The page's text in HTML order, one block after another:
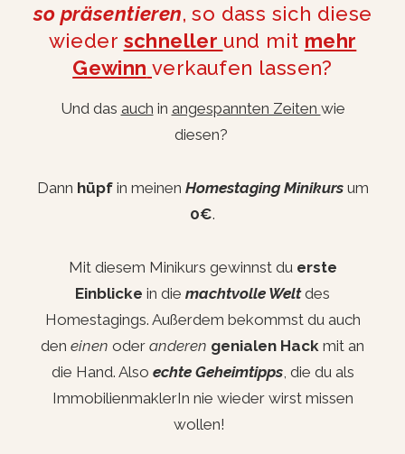
so präsentieren, so dass sich diese
wieder schneller und mit mehr
Gewinn verkaufen lassen?
Und das auch in angespannten Zeiten wie
diesen?
Dann hüpf in meinen Homestaging Minikursum
0€.
Mit diesem Minikurs gewinnst du erste
Einblicke in die machtvolle Weltdes
Homestagings. Außerdem bekommst du auch
den einen oder anderen genialen Hack mit an
die Hand. Also echte Geheimtipps, die du als
ImmobilienmaklerIn nie wieder wirst missen
wollen!